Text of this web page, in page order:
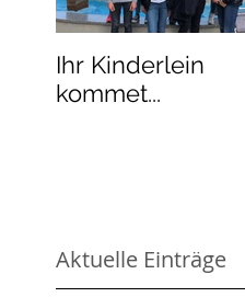
Ihr Kinderlein
kommet...
Aktuelle Einträge